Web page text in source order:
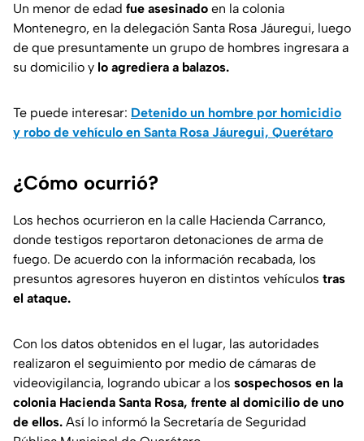
Un menor de edad fue asesinado en la colonia
Montenegro, en la delegación Santa Rosa Jáuregui, luego
de que presuntamente un grupo de hombres ingresara a
su domicilio y lo agrediera a balazos.
Te puede interesar: Detenido un hombre por homicidio
y robo de vehículo en Santa Rosa Jáuregui, Querétaro
¿Cómo ocurrió?
Los hechos ocurrieron en la calle Hacienda Carranco,
donde testigos reportaron detonaciones de arma de
fuego. De acuerdo con la información recabada, los
presuntos agresores huyeron en distintos vehículos tras
el ataque.
Con los datos obtenidos en el lugar, las autoridades
realizaron el seguimiento por medio de cámaras de
videovigilancia, logrando ubicar a los sospechosos en la
colonia Hacienda Santa Rosa, frente al domicilio de uno
de ellos. Así lo informó la Secretaría de Seguridad